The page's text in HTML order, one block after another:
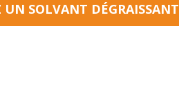
SOLVANT DÉGRAISSANT